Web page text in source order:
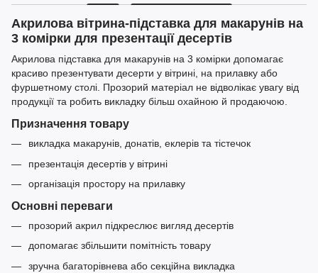
Акрилова вітрина-підставка для макарунів на
3 комірки для презентації десертів
Акрилова підставка для макарунів на 3 комірки допомагає
красиво презентувати десерти у вітрині, на прилавку або
фуршетному столі. Прозорий матеріал не відволікає увагу від
продукції та робить викладку більш охайною й продаючою.
Призначення товару
викладка макарунів, донатів, еклерів та тістечок
презентація десертів у вітрині
організація простору на прилавку
Основні переваги
прозорий акрил підкреслює вигляд десертів
допомагає збільшити помітність товару
зручна багаторівнева або секційна викладка